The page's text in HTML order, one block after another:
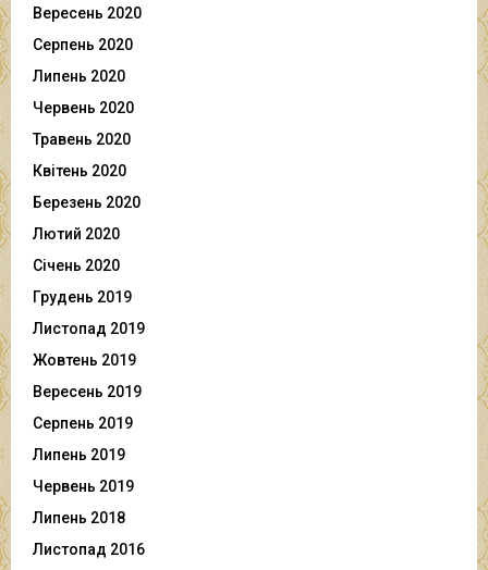
Вересень 2020
Серпень 2020
Липень 2020
Червень 2020
Травень 2020
Квітень 2020
Березень 2020
Лютий 2020
Січень 2020
Грудень 2019
Листопад 2019
Жовтень 2019
Вересень 2019
Серпень 2019
Липень 2019
Червень 2019
Липень 2018
Листопад 2016